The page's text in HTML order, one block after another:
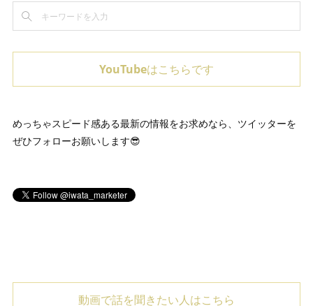
YouTubeはこちらです
めっちゃスピード感ある最新の情報をお求めなら、ツイッターを
ぜひフォローお願いします😎
動画で話を聞きたい人はこちら